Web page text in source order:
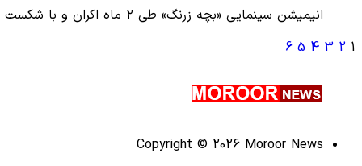
انیمیشن سینمایی «بچه زرنگ» طی ۲ ماه اکران و با شکست رکورد پرفروش‌ترین انیمیشن، توانست عنوان پرمخاطب‌ترین انیمیشن تاریخ…
1
2
3
4
5
6
Copyright © 2026 Moroor News